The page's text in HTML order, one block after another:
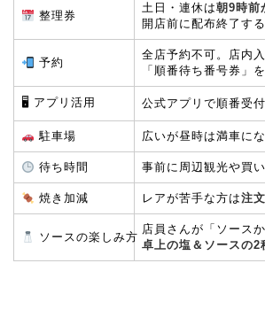
整理券
土日・連休は朝9時前
開店前に配布終了す
予約
全店予約不可。店内
「順番待ち番号券」
🖥 アプリ活用 公式アプリで順番受
駐車場 広いが昼時は満車に
待ち時間 事前に周辺観光や買
焼き加減 レアが苦手な方は注
ソースの楽しみ方
店員さんが「ソース
卓上の塩＆ソースの2